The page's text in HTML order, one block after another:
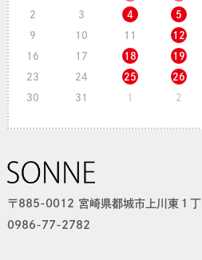
2 3 4 5
9 10 11 12
16 17 18 19
23 24 25 26
30 31 1 2
〒885-0012 宮崎県都城市上川東１
0986-77-2782